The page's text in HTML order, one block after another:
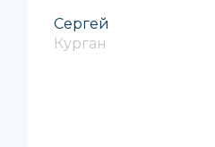
Сергей
Курган